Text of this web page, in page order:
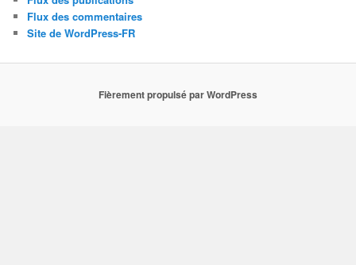
Flux des commentaires
Site de WordPress-FR
Fièrement propulsé par WordPress